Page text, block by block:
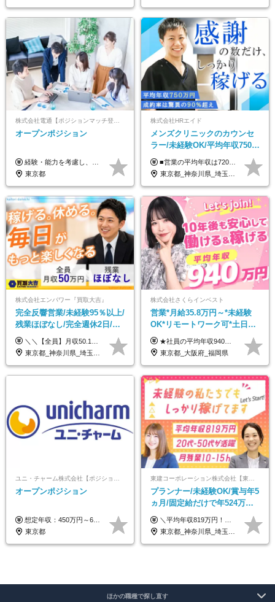
株式会社電通【ポジションマッチ登録】
オープンポジション
経験・能力を考慮し、当社規定により決定します。 ▼参考情報 ------------ 年収イメージ：500万～1500万
東京都
株式会社HRエイド
メンズクリニックのカウンセ
ラー/未経験OK/平均年収750万
円/4人に1人が年収1000万円超
え/成約率90％
■営業の平均年収は720万円！ ■4人に1人が年収1000万円超え 月給27万円～100万円+インセンティブ(平均月20～40万円程) ＜インセンティブ制度について＞ 当社では創業以来、頑張ったらその分稼げる環境づくりに注力。カウンセラー部署では、個人の成約金額・チームの成果・事業部の売上利益を掛け合わせる新しいインセンティブ制度を導入しました。あなたの頑張り次第で毎月高インセンティブが実現できる体制です！ ※上記金額には固定残業代（35,500円以上～・30時間分）が含まれます。時間超過分は追加支給します。 ※試用期間3か月あり。研修期間3か月中は、月給25万円～30万円になります。(固定残業代：35,500円～・23h分を含む) ※インセンティブの一部は、研修期間中から支給されます。その他待遇の差異はありません。
東京都_神奈川県_埼玉県_千葉県_大阪府_愛知県_北海道_宮城県_栃木県_群馬県_静岡県_兵庫県_京都府_岡山県_熊本県
株式会社エンパワー『買取大吉』
完全反響営業/未経験95％以上/
残業ほぼなし/完全週休2日/月
収50万円スタート！/賞与年2
回
＼＼【全員】月収50.1万円保証！／／ 月給30.1万円＋インセン＋特別手当20万円(半年間)＋賞与 ※経験者は優遇いたします（研修も免除の場合有） ※固定残業代:7万4000円以上/月45時間分を含む ※固定残業代は残業がない場合も支給し、超過分は別途支給します ■入社後5日間研修を実施 研修中のテスト（ロープレ、商材知識）合格で研修生卒業となり翌月からインセンティブの対象に。 ロープレは細かな評価基準があり、顧客満足度をキープするため非常に重要なテストです。 ※4カ月目以降も不合格の場合、月給28.3万円／1カ月以内合格率100％ ＜平均年収＞ ◆一般メンバー ：625万円 ◆店長（管理職）：1178万円 ◆マネージャー ：4160万円
東京都_神奈川県_埼玉県_千葉県_大阪府_愛知県_北海道_青森県_岩手県_宮城県_秋田県_山形県_福島県_茨城県_栃木県_群馬県_新潟県_山梨県_長野県_富山県_石川県_福井県_静岡県_岐阜県_三重県_兵庫県_京都府_滋賀県_奈良県_和歌山県_広島県_岡山県_鳥取県_島根県_山口県_徳島県_香川県_愛媛県_高知県_福岡県_熊本県_佐賀県_長崎県_大分県_宮崎県_鹿児島県_沖縄県
株式会社さくらインベスト
営業*月給35.8万円～*未経験
OK*リモートワーク可*土日祝
休み*年休123日以上*転職者全
員が収入UP
★社員の平均年収940万円（※2025年11月時点） ★転職者は全員収入アップを実現 ★入社半年で昇給した実績あり！ 【営業未経験】 月給35万8,000円～（固定残業代含む）＋インセンティブ ＋賞与年2回 【管理職候補】 月給40万円～100万円＋インセンティブ＋賞与年2回 ※固定残業代は、時間外労働の有無にかかわらず月25時間分（月5万8,000円～）を支給します。 ※上記を超える時間外労働分は、別途追加で支給します。 ＼月給額が高い理由について／ 当社が扱うのは、1件あたり100万円以上となる高単価な金融商品です。 そのため月給ベースも高く設定して社員に還元しています。 ＜試用期間中の給与＞※営業未経験の方 試用期間2カ月あり。 月給25万円＋営業手当5万円（資格取得後より日割り支給） ※残業代は別途全額支給します。 ※その他の待遇に差異はありません。 ★時短勤務も可能です ・7時間勤務：月給26万2,500円～＋インセンティブ＋賞与（年2回） ・6時間勤務：月給24万円～＋インセンティブ＋賞与（年2回） （時短勤務例）9:00-16:00、10:00-17:00など
東京都_大阪府_福岡県
オープンポジション
想定年収：450万円～650万円 ※経験・能力を考慮の上、規定により優遇いたします ※試用期間6ヵ月（その間の給与・待遇に変動はありません）
東京都
プランナー/未経験OK/賞与年5
ヵ月/固定給だけで年524万円
可能/二人に一人が年収700万
円/休めて稼げる
＼平均年収819万円！社員の最大年収3,131万円／ ＼2人に1人が年収700万円以上／ ＼5人に1人が年収1,000万円以上！／ 固定給だけで、年収524万円も可能！ インセンティブだけでなく固定給でもしっかり稼げる仕組みです！ 【入社初年度】 年収400万～550万円＋インセンティブ →月給26万3,000円～29万5,600円＋賞与年2回（基本給×約5ヵ月分※前年度実績）＋インセンティブ＋各種手当 【インセンティブ】 1物件着工で目安80万～200万円 ※建物の契約金額実績によります 【各種手当】 ・都市手当…月1万円～3万円（首都圏・東海圏・関西圏で弊社指定の事業所に勤務する方が対象） ・家族手当…配偶者：月1万円、子供1名につき：月5千円 ・資格手当…FP資格1級：月1万円、2級：月5千円、3級：月3千円 ・役職手当…昇進欄に詳細記載（主任補：月5千円→主任：月1万円…） 【その他】 ※上記月給には、固定残業代【47時間分（7万3,800円以上）】が含まれます ※月平均残業時間は14時間と少なめです（2023年度） ※固定残業代の時間数を超える時間外労働は追加で支給 但し、時間数を超える時間外労働が発生する場合もあります（特別条項付き協定締結済）
東京都_神奈川県_埼玉県_千葉県_大阪府_愛知県_宮城県_茨城県_栃木県_群馬県_静岡県_兵庫県_京都府_福岡県
ほかの職種で探し直す